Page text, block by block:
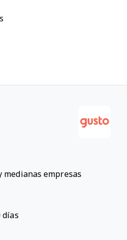
medianas empresas
días